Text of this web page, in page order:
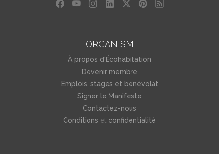
L'ORGANISME
À propos d'Écohabitation
Devenir membre
Emplois, stages et bénévolat
Signer le Manifeste
Contactez-nous
Conditions et confidentialité